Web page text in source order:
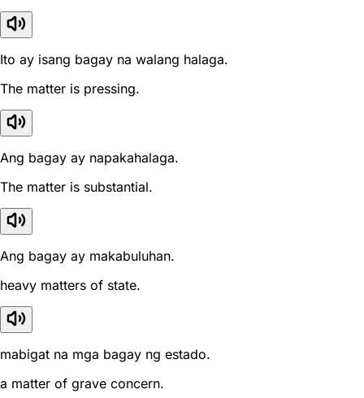
Ito ay isang bagay na walang halaga.
The matter is pressing.
Ang bagay ay napakahalaga.
The matter is substantial.
Ang bagay ay makabuluhan.
heavy matters of state.
mabigat na mga bagay ng estado.
a matter of grave concern.